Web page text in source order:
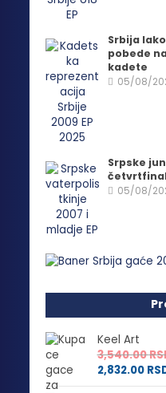
Srbija
pobede
kadete
05/08/
Srpske
05/08/
Keel Art
3,540.00
2,832.00